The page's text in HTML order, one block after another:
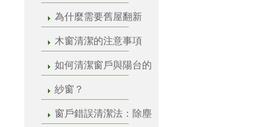
為什麼需要舊屋翻新
木窗清潔的注意事項
如何清潔窗戶與陽台的
紗窗？
窗戶錯誤清潔法：除塵